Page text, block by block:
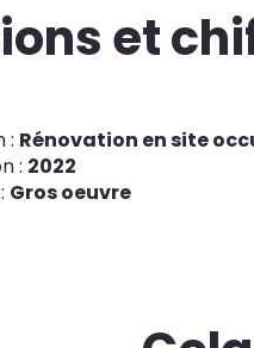
et
: Rénovation en site
: 2022
Gros oeuvre